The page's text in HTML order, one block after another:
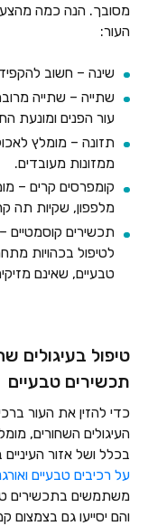
מסובך. הנה כמה
העור:
שינה – חשוב להקפיד על 7-8 שעות
שתייה – שתייה
עור הפנים ומונעת
תזונה – מומלץ
ממזונות מעובדים.
קומפרסים קרים –
מלפפון, שקיות תה
תכשירים קוסמטיים
לטיפול בכהויות
טבעיים, שאינם
טיפול בעיגולים
תכשירים טבעיים
כדי להזין את העור
העיגולים השחורים,
בכלל ושל אזור
על רכיבים טבעיים
משתמשים בתכשירים
והם יסייעו גם בצמצום